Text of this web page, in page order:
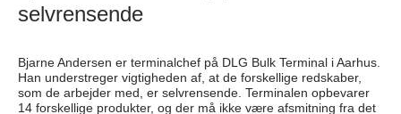
selvrensende
Bjarne Andersen er terminalchef på DLG Bulk Terminal i Aarhus.
Han understreger vigtigheden af, at de forskellige redskaber,
som de arbejder med, er selvrensende. Terminalen opbevarer
14 forskellige produkter, og der må ikke være afsmitning fra det